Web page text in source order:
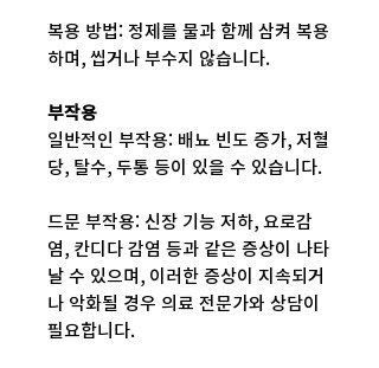
복용 방법: 정제를 물과 함께 삼켜 복용
하며, 씹거나 부수지 않습니다.
부작용
일반적인 부작용: 배뇨 빈도 증가, 저혈
당, 탈수, 두통 등이 있을 수 있습니다.
드문 부작용: 신장 기능 저하, 요로감
염, 칸디다 감염 등과 같은 증상이 나타
날 수 있으며, 이러한 증상이 지속되거
나 악화될 경우 의료 전문가와 상담이
필요합니다.